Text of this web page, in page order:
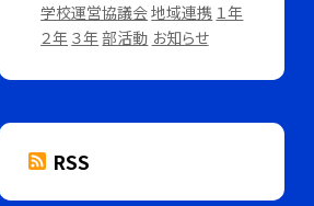
学校運営協議会地域連携 １年
２年 ３年部活動 お知らせ
RSS